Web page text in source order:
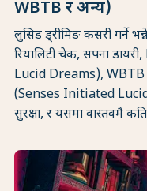
WBTB र अन्य)
लुसिड ड्रीमिङ कसरी गर्ने
रियालिटी चेक, सपना
Lucid Dreams),
(Senses Initiated Lucid
सुरक्षा, र यसमा वास्तवमै